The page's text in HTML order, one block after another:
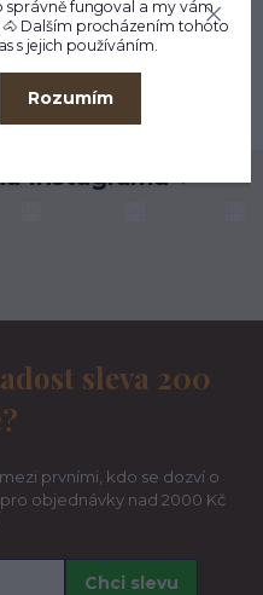
Instagramu ♥
sleva 200
prvními, kdo se dozví o
objednávky nad 2000 Kč
Chci slevu
správně fungoval a my vám
🐴 Dalším procházením tohoto
s jejich používáním.
Rozumím